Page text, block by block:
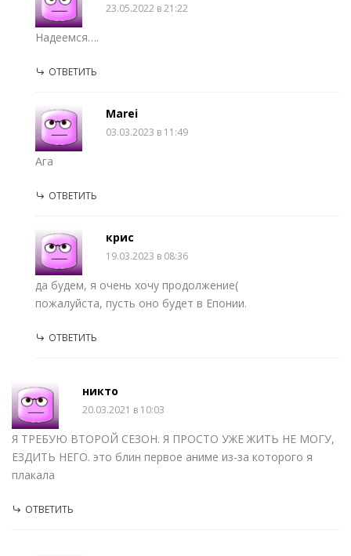
23.05.2022 в 21:22
Надеемся….
ОТВЕТИТЬ
Marei
03.03.2023 в 11:49
Ага
ОТВЕТИТЬ
крис
19.03.2023 в 08:36
да будем, я очень хочу продолжение(
пожалуйста, пусть оно будет в Епонии.
ОТВЕТИТЬ
никто
20.03.2021 в 10:03
Я ТРЕБУЮ ВТОРОЙ СЕЗОН. Я ПРОСТО УЖЕ ЖИТЬ НЕ МОГУ,
ЕЗДИТЬ НЕГО. это блин первое аниме из-за которого я
плакала
ОТВЕТИТЬ